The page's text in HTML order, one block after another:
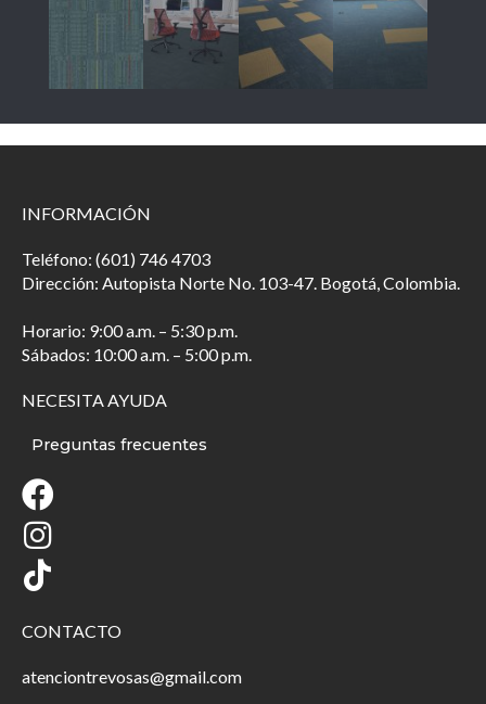
INFORMACIÓN
Teléfono: (601) 746 4703
Dirección: Autopista Norte No. 103-47. Bogotá, Colombia.
Horario: 9:00 a.m. – 5:30 p.m.
Sábados: 10:00 a.m. – 5:00 p.m.
NECESITA AYUDA
Preguntas frecuentes
CONTACTO
atenciontrevosas@gmail.com